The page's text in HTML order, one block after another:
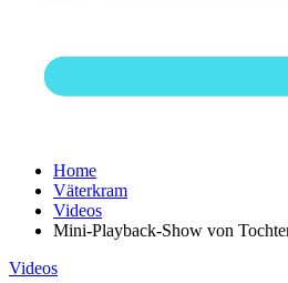
Home
Väterkram
Videos
Mini-Playback-Show von
Videos